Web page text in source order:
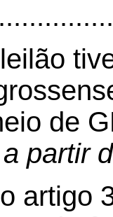
de
partir
artigo